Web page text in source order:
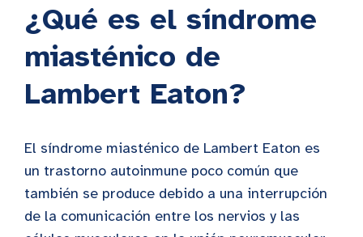
¿Qué es el síndrome
miasténico de
Lambert Eaton?
El síndrome miasténico de Lambert Eaton es
un trastorno autoinmune poco común que
también se produce debido a una interrupción
de la comunicación entre los nervios y las